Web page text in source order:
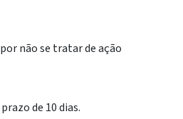
não se tratar de ação
de 10 dias.